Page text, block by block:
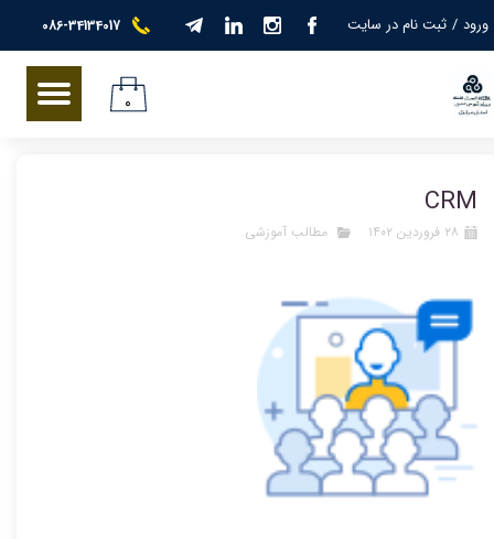
086-34134017 ورود / ثبت نام در سایت
حساب کاربری من
تغییر گذر واژه
خروج از حساب کاربری
۰
CRM
۲۸ فروردین ۱۴۰۲ مطالب آموزشی